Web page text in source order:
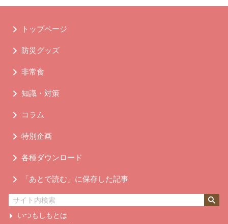
トップページ
防災グッズ
非常食
知識・対策
コラム
特別企画
各種ダウンロード
「あとで読む」に保存した記事
いつもしもとは